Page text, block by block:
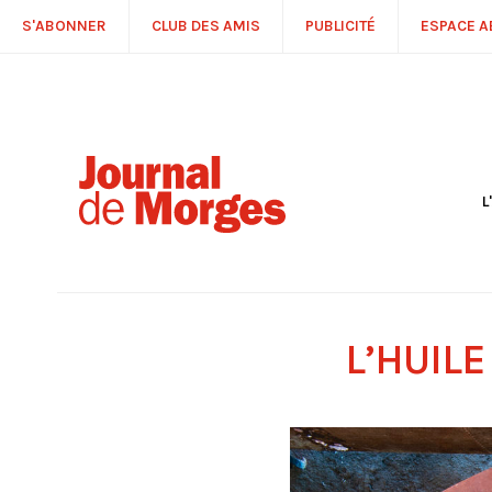
S'ABONNER CLUB DES AMIS PUBLICITÉ ESPACE